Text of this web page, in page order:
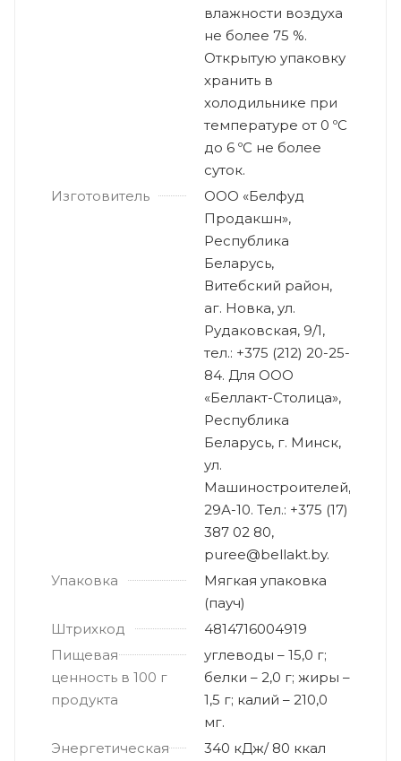
влажности воздуха
не более 75 %.
Открытую упаковку
хранить в
холодильнике при
температуре от 0 ºС
до 6 ºС не более
суток.
Изготовитель
ООО «Белфуд
Продакшн»,
Республика
Беларусь,
Витебский район,
аг. Новка, ул.
Рудаковская, 9/1,
тел.: +375 (212) 20-25-
84. Для ООО
«Беллакт-Столица»,
Республика
Беларусь, г. Минск,
ул.
Машиностроителей,
29А-10. Тел.: +375 (17)
387 02 80,
puree@bellakt.by.
Упаковка
Мягкая упаковка
(пауч)
Штрихкод
4814716004919
Пищевая
ценность в 100 г
продукта
углеводы – 15,0 г;
белки – 2,0 г; жиры –
1,5 г; калий – 210,0
мг.
Энергетическая
340 кДж/ 80 ккал